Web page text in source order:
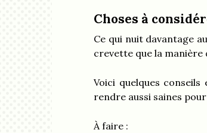
Choses à
Ce qui nuit davantage
crevette que la
Voici quelques
rendre aussi saines
À faire :